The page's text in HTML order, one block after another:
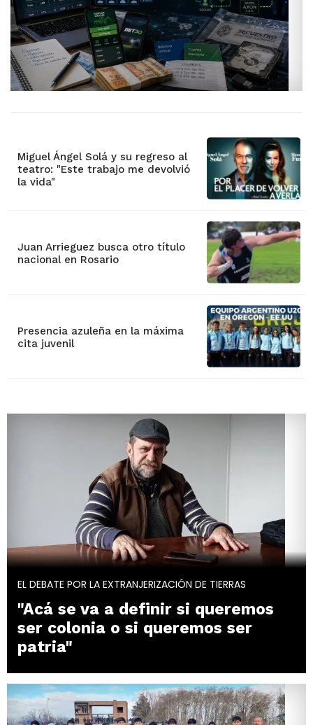
Miguel Ángel Solá y su regreso al
teatro: "Este trabajo me devolvió
la vida"
Juan Arrieguez busca otro título
nacional en Rosario
Presencia azuleña en la máxima
cita juvenil
EL DEBATE POR LA EXTRANJERIZACIÓN DE TIERRAS
"Acá se va a definir si queremos
ser colonia o si queremos ser
patria"